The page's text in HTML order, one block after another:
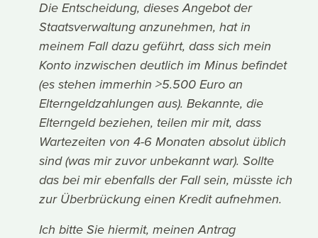
Die Entscheidung, dieses Angebot der
Staatsverwaltung anzunehmen, hat in
meinem Fall dazu geführt, dass sich mein
Konto inzwischen deutlich im Minus befindet
(es stehen immerhin >5.500 Euro an
Elterngeldzahlungen aus). Bekannte, die
Elterngeld beziehen, teilen mir mit, dass
Wartezeiten von 4-6 Monaten absolut üblich
sind (was mir zuvor unbekannt war). Sollte
das bei mir ebenfalls der Fall sein, müsste ich
zur Überbrückung einen Kredit aufnehmen.
Ich bitte Sie hiermit, meinen Antrag